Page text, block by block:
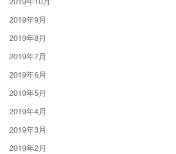
2019年9月
2019年8月
2019年7月
2019年6月
2019年5月
2019年4月
2019年3月
2019年2月